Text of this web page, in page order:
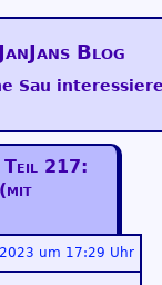
JanJans Blog
Sau
Teil 217:
um 17:29 Uhr